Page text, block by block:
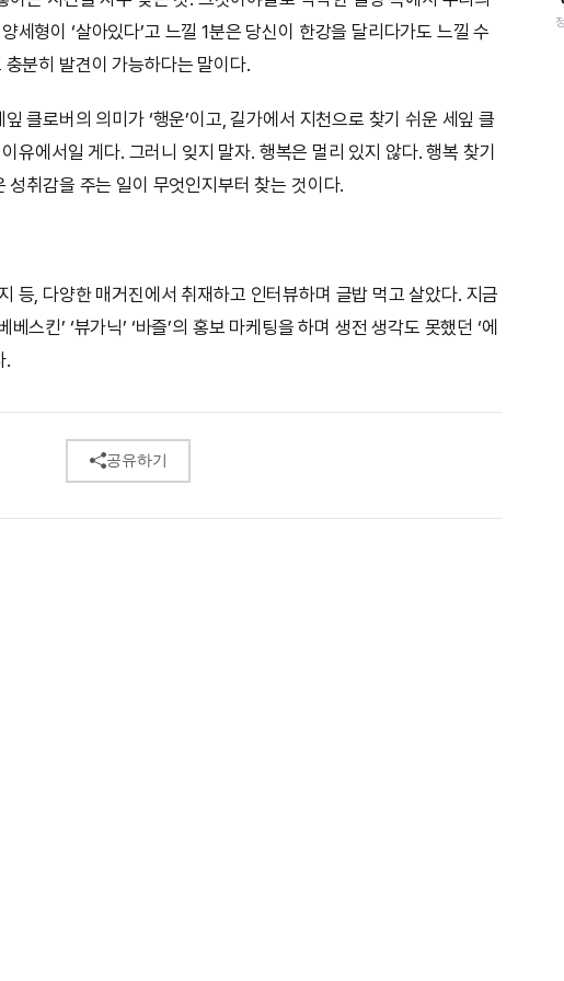
세형이 ‘살아있다’고 느낄 1분은 당신이 한강을 달리다가도 느낄 수
분히 발견이 가능하다는 말이다.
클로버의 의미가 ‘행운’이고, 길가에서 지천으로 찾기 쉬운 세잎 클
유에서일 게다. 그러니 잊지 말자. 행복은 멀리 있지 않다. 행복 찾기
성취감을 주는 일이 무엇인지부터 찾는 것이다.
등, 다양한 매거진에서 취재하고 인터뷰하며 글밥 먹고 살았다. 지금
스킨’ ‘뷰가닉’ ‘바즐’의 홍보 마케팅을 하며 생전 생각도 못했던 ‘에
.
공유하기